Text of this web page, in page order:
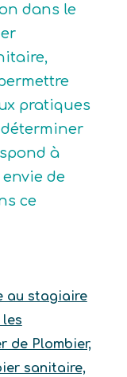
dans le
pratiques
à
envie de
ce
au stagiaire
les
de Plombier,
sanitaire,